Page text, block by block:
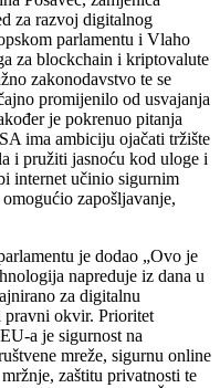
za razvoj digitalnog
parlamentu i Vlaho
za blockchain i kriptovalute
zakonodavstvo te se
promijenilo od usvajanja
je pokrenuo pitanja
ima ambiciju ojačati tržište
i pružiti jasnoću kod uloge i
internet učinio sigurnim
zapošljavanje,
je dodao „Ovo je
napreduje iz dana u
za digitalnu
pravni okvir. Prioritet
a je sigurnost na
mreže, sigurnu online
zaštitu privatnosti te